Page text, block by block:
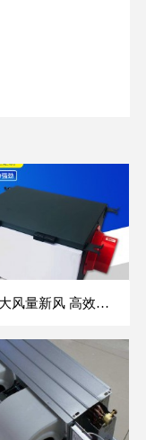
单向流大风量新风 高效除霾全热交换新风机空气净化